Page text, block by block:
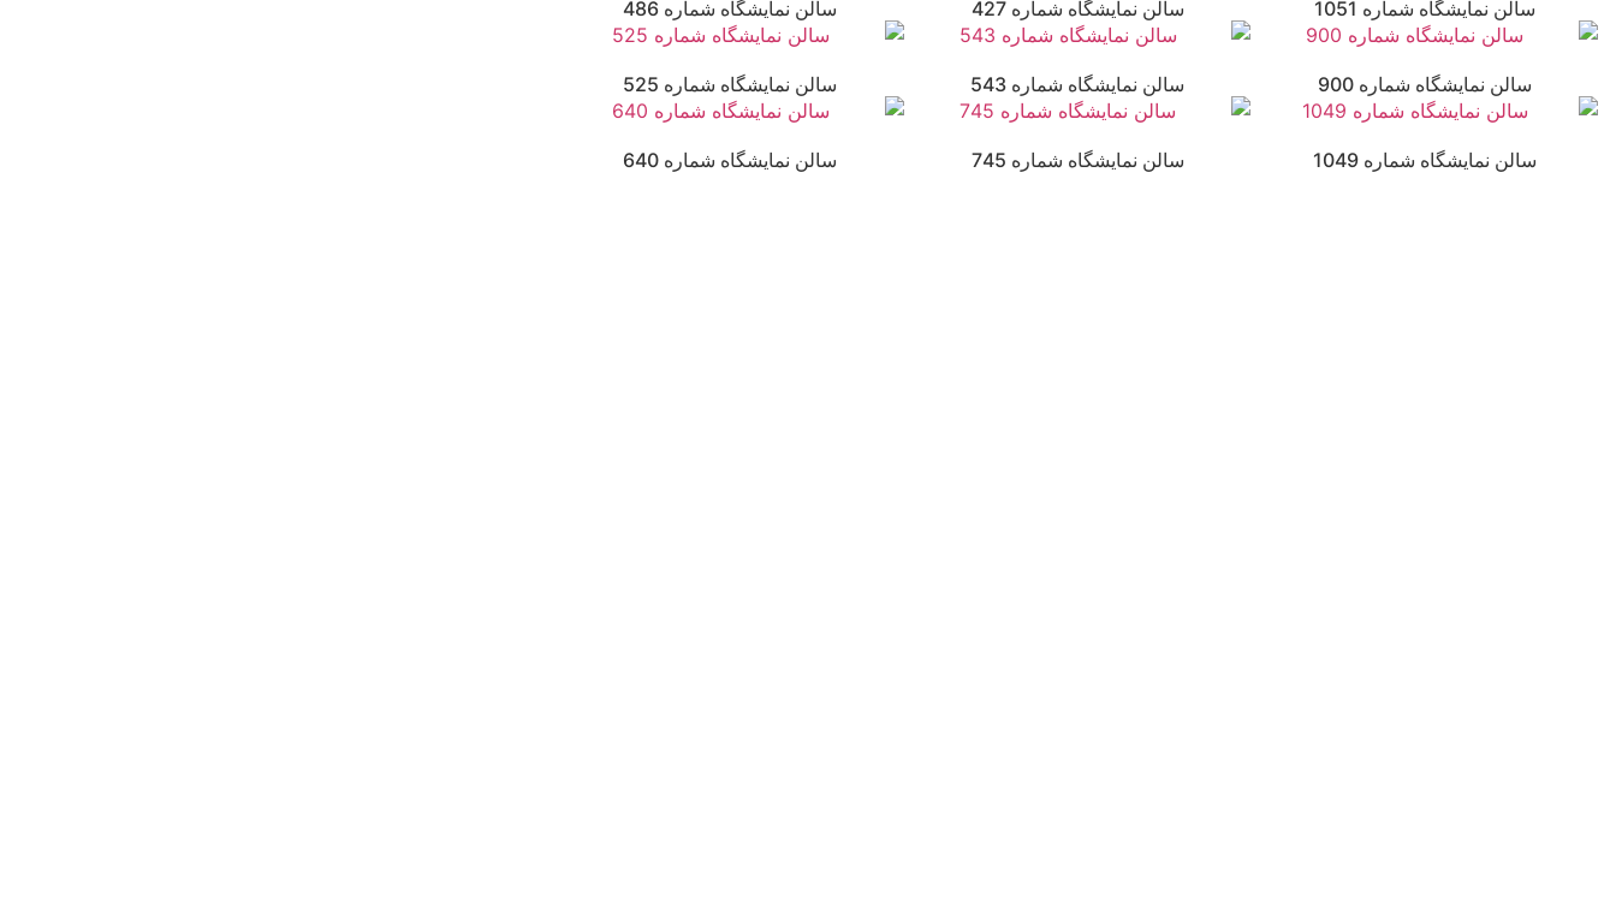
سالن نمایشگاه شماره 1051 سالن نمایشگاه شماره 427 سالن نمایشگاه شماره 486
سالن نمایشگاه شماره 900 سالن نمایشگاه شماره 543 سالن نمایشگاه شماره 525
سالن نمایشگاه شماره 1049 سالن نمایشگاه شماره 745 سالن نمایشگاه شماره 640